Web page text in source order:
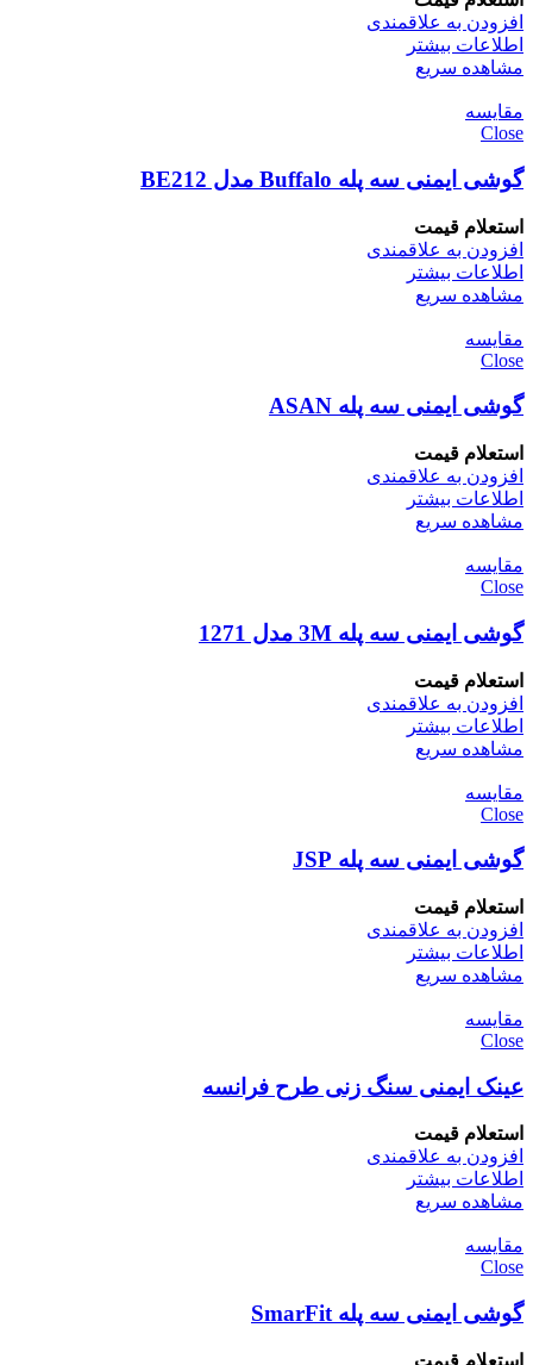
افزودن به علاقمندی
اطلاعات بیشتر
مشاهده سریع
مقایسه
Close
گوشی ایمنی سه پله Buffalo مدل BE212
استعلام قیمت
افزودن به علاقمندی
اطلاعات بیشتر
مشاهده سریع
مقایسه
Close
گوشی ایمنی سه پله ASAN
استعلام قیمت
افزودن به علاقمندی
اطلاعات بیشتر
مشاهده سریع
مقایسه
Close
گوشی ایمنی سه پله 3M مدل 1271
استعلام قیمت
افزودن به علاقمندی
اطلاعات بیشتر
مشاهده سریع
مقایسه
Close
گوشی ایمنی سه پله JSP
استعلام قیمت
افزودن به علاقمندی
اطلاعات بیشتر
مشاهده سریع
مقایسه
Close
عینک ایمنی سنگ زنی طرح فرانسه
استعلام قیمت
افزودن به علاقمندی
اطلاعات بیشتر
مشاهده سریع
مقایسه
Close
گوشی ایمنی سه پله SmarFit
استعلام قیمت